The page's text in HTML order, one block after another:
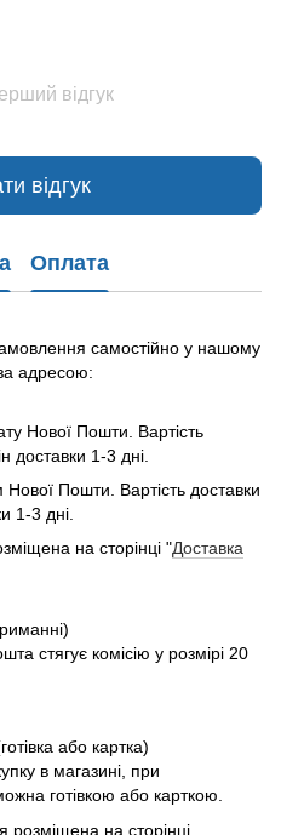
відгук
відгук
Оплата
самостійно у нашому
адресою:
Нової Пошти. Вартість
доставки 1-3 дні.
Пошти. Вартість доставки
1-3 дні.
на сторінці "Доставка
стягує комісію у розмірі 20
або картка)
в магазині, при
готівкою або карткою.
розміщена на сторінці